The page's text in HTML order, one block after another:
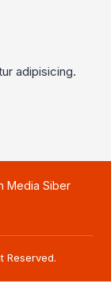
adipisicing.
Media Siber
Reserved.